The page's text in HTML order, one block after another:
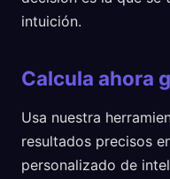
intuición.
Calcula ahora
Usa nuestra
resultados precisos
personalizado de